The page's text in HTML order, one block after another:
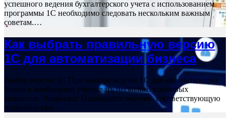
успешного ведения бухгалтерского учета с использованием
программы 1С необходимо следовать нескольким важным
советам.…
Как выбрать правильную версию
1С для автоматизации бизнеса
Выбор версии 1С При выборе версии 1С для автоматизации
бизнеса необходимо учитывать несколько ключевых
моментов. Лицензия: Подбирайте версию, соответствующую
потребностям…